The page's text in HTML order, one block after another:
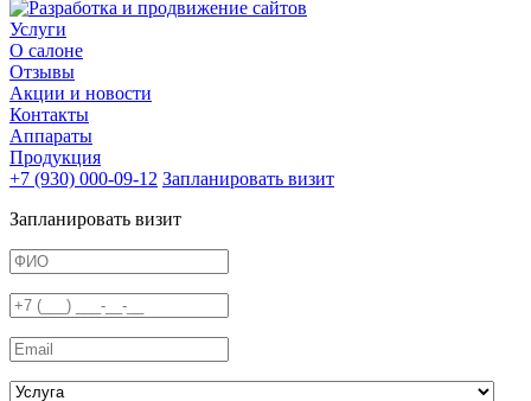
Услуги
О салоне
Отзывы
Акции и новости
Контакты
Аппараты
Продукция
+7 (930) 000-09-12 Запланировать визит
Запланировать визит